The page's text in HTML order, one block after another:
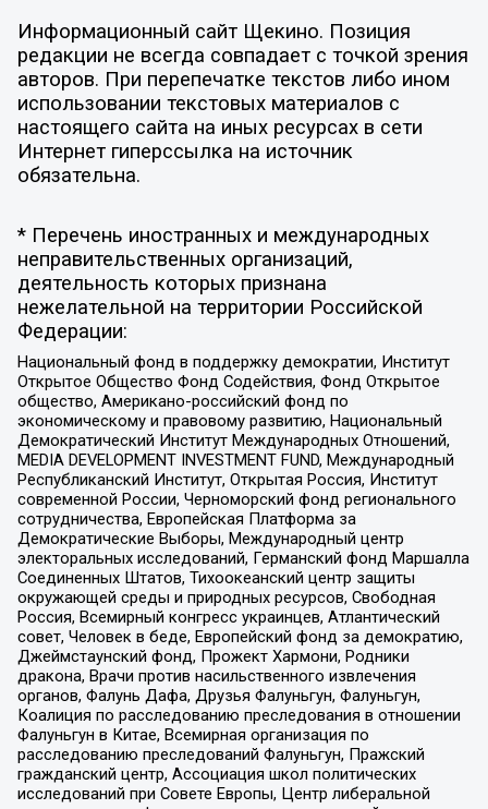
Информационный сайт Щекино. Позиция
редакции не всегда совпадает с точкой зрения
авторов. При перепечатке текстов либо ином
использовании текстовых материалов с
настоящего сайта на иных ресурсах в сети
Интернет гиперссылка на источник
обязательна.
* Перечень иностранных и международных
неправительственных организаций,
деятельность которых признана
нежелательной на территории Российской
Федерации:
Национальный фонд в поддержку демократии, Институт
Открытое Общество Фонд Содействия, Фонд Открытое
общество, Американо-российский фонд по
экономическому и правовому развитию, Национальный
Демократический Институт Международных Отношений,
MEDIA DEVELOPMENT INVESTMENT FUND, Международный
Республиканский Институт, Открытая Россия, Институт
современной России, Черноморский фонд регионального
сотрудничества, Европейская Платформа за
Демократические Выборы, Международный центр
электоральных исследований, Германский фонд Маршалла
Соединенных Штатов, Тихоокеанский центр защиты
окружающей среды и природных ресурсов, Свободная
Россия, Всемирный конгресс украинцев, Атлантический
совет, Человек в беде, Европейский фонд за демократию,
Джеймстаунский фонд, Прожект Хармони, Родники
дракона, Врачи против насильственного извлечения
органов, Фалунь Дафа, Друзья Фалуньгун, Фалуньгун,
Коалиция по расследованию преследования в отношении
Фалуньгун в Китае, Всемирная организация по
расследованию преследований Фалуньгун, Пражский
гражданский центр, Ассоциация школ политических
исследований при Совете Европы, Центр либеральной